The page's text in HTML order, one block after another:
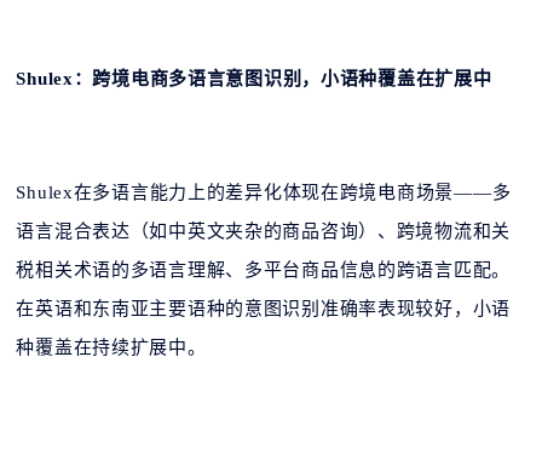
Shulex：跨境电商多语言意图识别，小语种覆盖在扩展中
Shulex在多语言能力上的差异化体现在跨境电商场景——多
语言混合表达（如中英文夹杂的商品咨询）、跨境物流和关
税相关术语的多语言理解、多平台商品信息的跨语言匹配。
在英语和东南亚主要语种的意图识别准确率表现较好，小语
种覆盖在持续扩展中。